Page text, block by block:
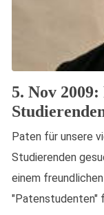
5. Nov
Paten für unsere
Studierenden
einem
"Patenstudenten"